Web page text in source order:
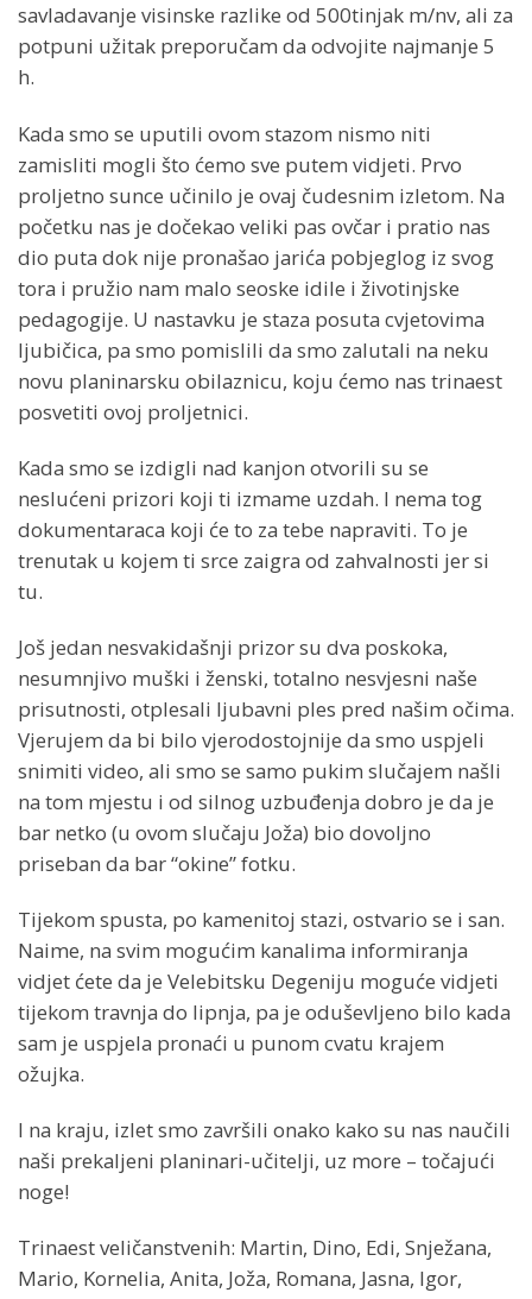
savladavanje visinske razlike od 500tinjak m/nv, ali za
potpuni užitak preporučam da odvojite najmanje 5
h.
Kada smo se uputili ovom stazom nismo niti
zamisliti mogli što ćemo sve putem vidjeti. Prvo
proljetno sunce učinilo je ovaj čudesnim izletom. Na
početku nas je dočekao veliki pas ovčar i pratio nas
dio puta dok nije pronašao jarića pobjeglog iz svog
tora i pružio nam malo seoske idile i životinjske
pedagogije. U nastavku je staza posuta cvjetovima
ljubičica, pa smo pomislili da smo zalutali na neku
novu planinarsku obilaznicu, koju ćemo nas trinaest
posvetiti ovoj proljetnici.
Kada smo se izdigli nad kanjon otvorili su se
neslućeni prizori koji ti izmame uzdah. I nema tog
dokumentaraca koji će to za tebe napraviti. To je
trenutak u kojem ti srce zaigra od zahvalnosti jer si
tu.
Još jedan nesvakidašnji prizor su dva poskoka,
nesumnjivo muški i ženski, totalno nesvjesni naše
prisutnosti, otplesali ljubavni ples pred našim očima.
Vjerujem da bi bilo vjerodostojnije da smo uspjeli
snimiti video, ali smo se samo pukim slučajem našli
na tom mjestu i od silnog uzbuđenja dobro je da je
bar netko (u ovom slučaju Joža) bio dovoljno
priseban da bar “okine” fotku.
Tijekom spusta, po kamenitoj stazi, ostvario se i san.
Naime, na svim mogućim kanalima informiranja
vidjet ćete da je Velebitsku Degeniju moguće vidjeti
tijekom travnja do lipnja, pa je oduševljeno bilo kada
sam je uspjela pronaći u punom cvatu krajem
ožujka.
I na kraju, izlet smo završili onako kako su nas naučili
naši prekaljeni planinari-učitelji, uz more – točajući
noge!
Trinaest veličanstvenih: Martin, Dino, Edi, Snježana,
Mario, Kornelia, Anita, Joža, Romana, Jasna, Igor,